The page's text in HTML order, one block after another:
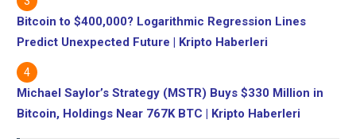
Bitcoin to $400,000? Logarithmic Regression Lines
Predict Unexpected Future | Kripto Haberleri
Michael Saylor’s Strategy (MSTR) Buys $330 Million in
Bitcoin, Holdings Near 767K BTC | Kripto Haberleri